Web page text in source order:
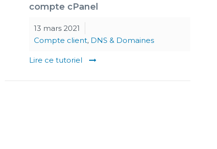
compte cPanel
13 mars 2021
Compte client, DNS & Domaines
Lire ce tutoriel